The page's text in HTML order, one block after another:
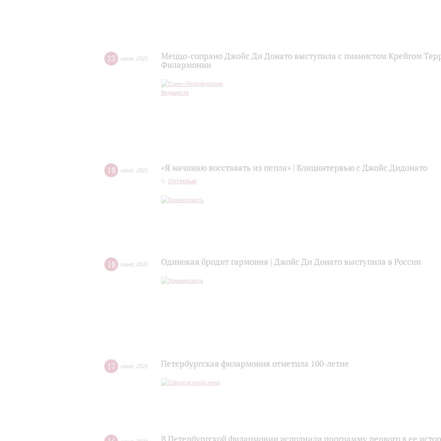
23 июня 2021
Меццо-сопрано Джойс Ди Донато выступила с пианистом Крейгом
Филармонии
18 июня 2021 «Я начинаю восставать из пепла» | Блицинтервью c Джойс Дидонато
Интервью
18 июня 2021 Одинокая бродит гармония | Джойс Ди Донато выступила в России
17 июня 2021 Петербургская филармония отметила 100-летие